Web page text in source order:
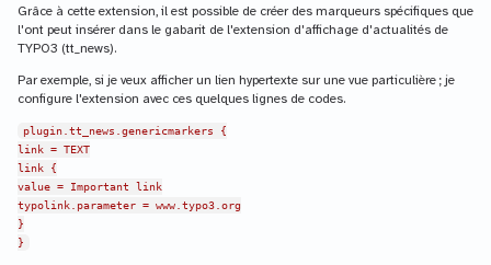
Grâce à cette extension, il est possible de créer des marqueurs spécifiques que
l'ont peut insérer dans le gabarit de l'extension d'affichage d'actualités de
TYPO3 (tt_news).
Par exemple, si je veux afficher un lien hypertexte sur une vue particulière ; je
configure l'extension avec ces quelques lignes de codes.
plugin.tt_news.genericmarkers {
link = TEXT
link {
value = Important link
typolink.parameter = www.typo3.org
}
}